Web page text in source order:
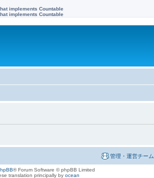
implements Countable
implements Countable
管理・運営チーム
® Forum Software © phpBB Limited
translation principally by ocean